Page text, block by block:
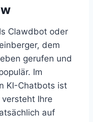
Clawdbot oder
dem
gerufen und
Im
KI-Chatbots ist
versteht Ihre
auf